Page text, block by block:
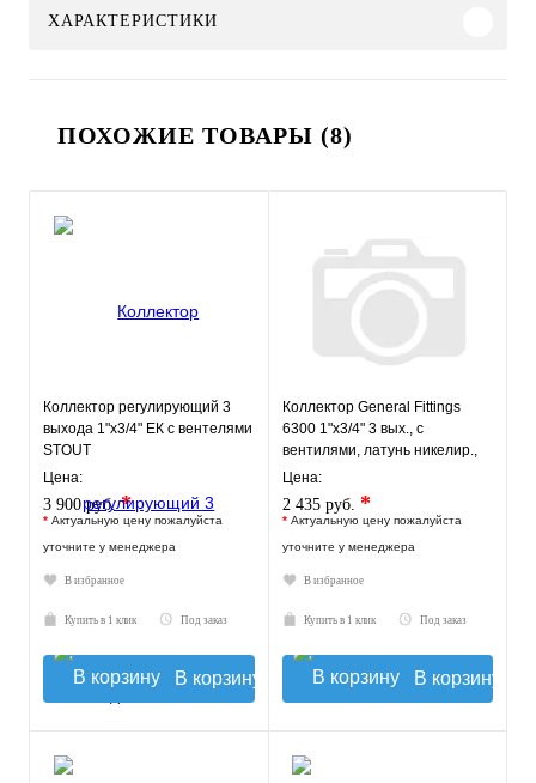
ХАРАКТЕРИСТИКИ
ПОХОЖИЕ ТОВАРЫ (8)
Коллектор регулирующий 3
выхода 1"х3/4" ЕК с вентелями
STOUT
Цена:
3 900 руб.*
* Актуальную цену пожалуйста
уточните у менеджера
В избранное
Купить в 1 клик Под заказ
В корзину
Коллектор General Fittings
6300 1"х3/4" 3 вых., c
вентилями, латунь никелир.,
синий регулятор
Цена:
2 435 руб. *
* Актуальную цену пожалуйста
уточните у менеджера
В избранное
Купить в 1 клик Под заказ
В корзину